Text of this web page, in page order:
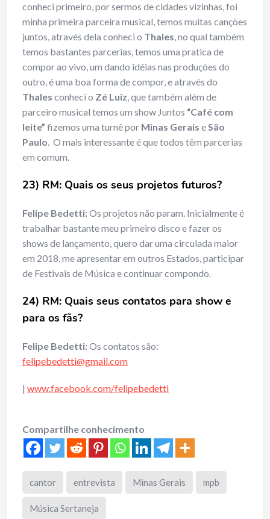
conheci primeiro, por sermos de cidades vizinhas, foi
minha primeira parceira musical, temos muitas canções
juntos, através dela conheci o Thales, no qual também
temos bastantes parcerias, temos uma pratica de
compor ao vivo, um dando idéias nas produções do
outro, é uma boa forma de compor, e através do
Thales conheci o Zé Luiz, que também além de
parceiro musical temos um show Juntos “Café com
leite” fizemos uma turnê por Minas Gerais eSão
Paulo. O mais interessante é que todos têm parcerias
em comum.
23) RM: Quais os seus projetos futuros?
Felipe Bedetti:Os projetos não param. Inicialmente é
trabalhar bastante meu primeiro disco e fazer os
shows de lançamento, quero dar uma circulada maior
em 2018, me apresentar em outros Estados, participar
de Festivais de Música e continuar compondo.
24) RM: Quais seus contatos para show e
para os fãs?
Felipe Bedetti:Os contatos são:
felipebedetti@gmail.com
| www.facebook.com/felipebedetti
Compartilhe conhecimento
cantor entrevista Minas Gerais mpb
Música Sertaneja